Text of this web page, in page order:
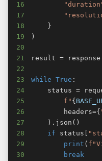
16
17
18
}
19
)
20
21
result = response
22
23
while True :
24
    status
=
25
f" {
26
        headers
={
27
) . json ( )
28
if status
29
print (
30
break